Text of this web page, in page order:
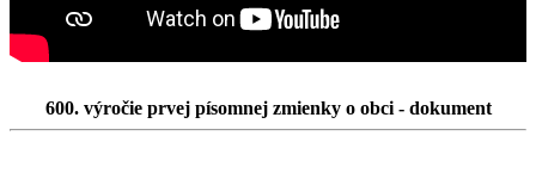
600. výročie prvej písomnej zmienky o obci - dokument